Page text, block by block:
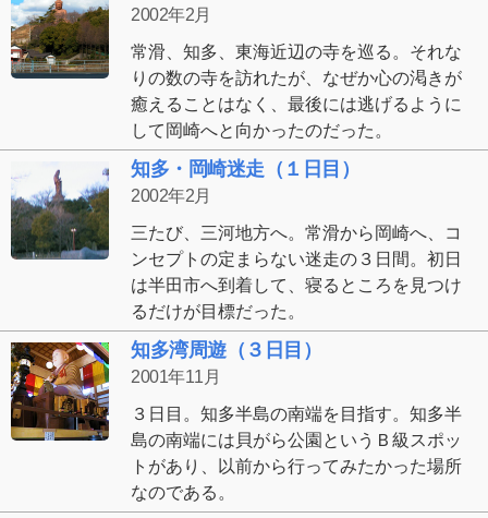
2002年2月
常滑、知多、東海近辺の寺を巡る。それな
りの数の寺を訪れたが、なぜか心の渇きが
癒えることはなく、最後には逃げるように
して岡崎へと向かったのだった。
知多・岡崎迷走（１日目）
2002年2月
三たび、三河地方へ。常滑から岡崎へ、コ
ンセプトの定まらない迷走の３日間。初日
は半田市へ到着して、寝るところを見つけ
るだけが目標だった。
知多湾周遊（３日目）
2001年11月
３日目。知多半島の南端を目指す。知多半
島の南端には貝がら公園というＢ級スポッ
トがあり、以前から行ってみたかった場所
なのである。